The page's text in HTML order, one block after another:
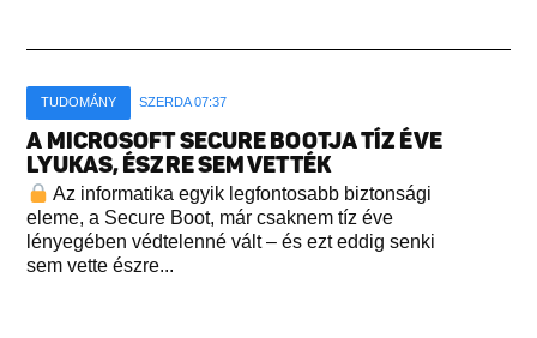
TUDOMÁNY SZERDA 07:37
A MICROSOFT SECURE BOOTJA TÍZ ÉVE
LYUKAS, ÉSZRE SEM VETTÉK
Az informatika egyik legfontosabb biztonsági
eleme, a Secure Boot, már csaknem tíz éve
lényegében védtelenné vált – és ezt eddig senki
sem vette észre...